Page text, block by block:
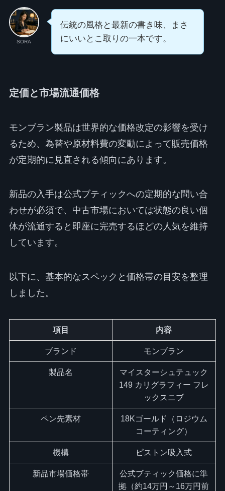
SORA
伝統の風格と最新の書き味、まさ
にいいとこ取りの一本です。
定価と市場流通価格
モンブラン製品は世界的な価格改定の影響を受け
るため、為替や原材料費の変動によって販売価格
が定期的に見直される傾向にあります。
新品の入手は公式ブティックへの定期的な問い合
わせが必須で、中古市場においては状態の良い個
体が流通すると即座に完売するほどの人気を維持
しています。
以下に、基本的なスペックと価格帯の目安を整理
しました。
項目 内容
ブランド モンブラン
製品名
マイスターシュテュック
149 カリグラフィー フレ
ックスニブ
ペン先素材
18Kゴールド（ロジウム
コーティング）
機構 ピストン吸入式
新品市場価格帯
公式ブティック価格に準
拠（約14万円～16万円前